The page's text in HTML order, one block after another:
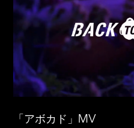
「アボカド」MV